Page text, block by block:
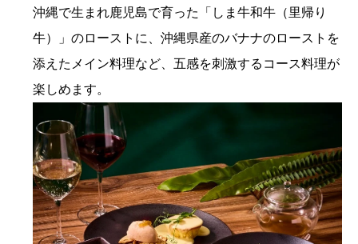
沖縄で生まれ鹿児島で育った「しま牛和牛（里帰り
牛）」のローストに、沖縄県産のバナナのローストを
添えたメイン料理など、五感を刺激するコース料理が
楽しめます。